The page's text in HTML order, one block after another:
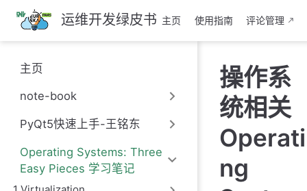
跳
至
主
要
內
运维开发绿皮书 主页 使用指南 评论管理
主页
note-book
PyQt5快速上手-王铭东
Operating Systems: Three
Easy Pieces 学习笔记
操作系
统相关
Operati
ng